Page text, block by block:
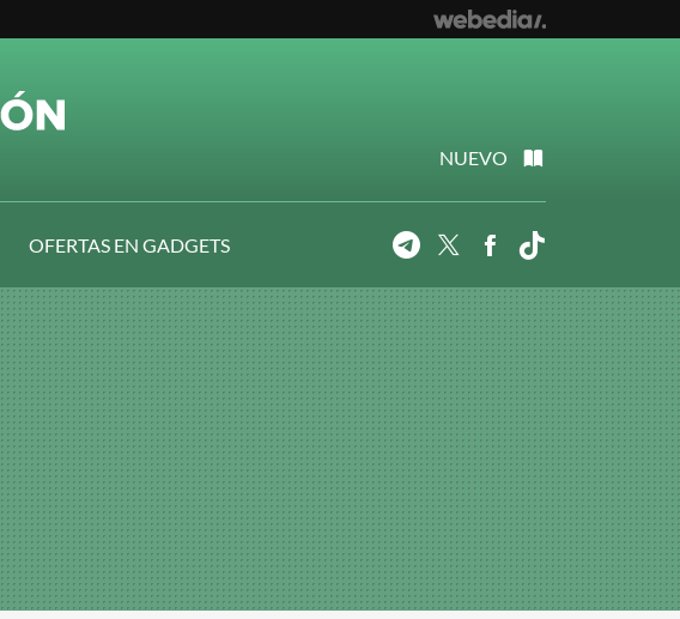
NUEVO
OFERTAS EN GADGETS
TelegramTwitterFacebook